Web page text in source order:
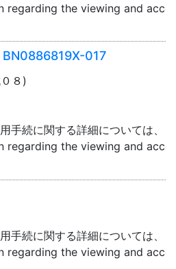
regarding the viewing and
BN0886819X-017
８)
手続に関する詳細については、「
regarding the viewing and
手続に関する詳細については、「
regarding the viewing and